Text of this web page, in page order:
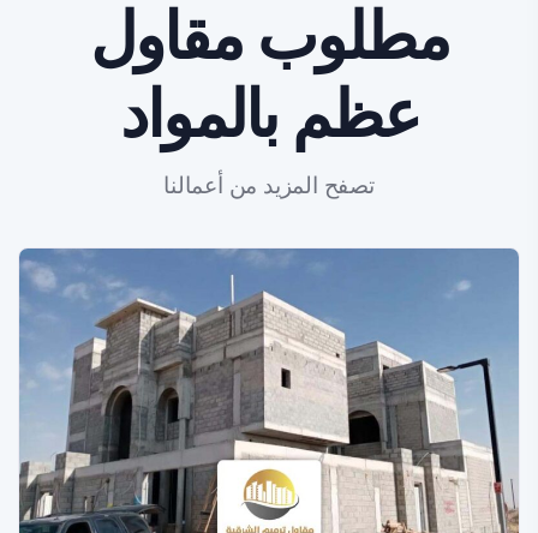
مطلوب مقاول
عظم بالمواد
تصفح المزيد من أعمالنا